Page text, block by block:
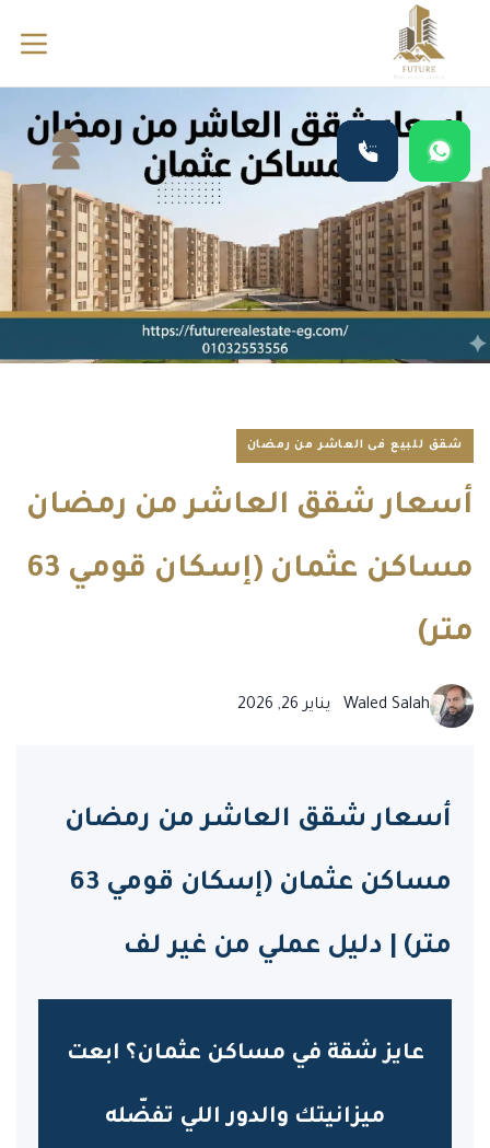
شقق للبيع فى العاشر من رمضان
أسعار شقق العاشر من رمضان
مساكن عثمان (إسكان قومي 63
متر)
Waled Salah يناير 26, 2026
أسعار شقق العاشر من رمضان
مساكن عثمان (إسكان قومي 63
متر) | دليل عملي من غير لف
عايز شقة في مساكن عثمان؟ ابعت
ميزانيتك والدور اللي تفضّله